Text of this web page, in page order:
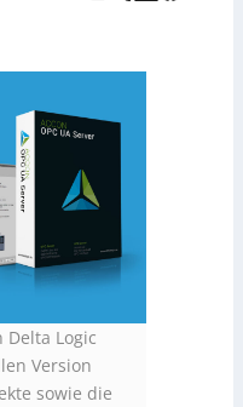
Delta Logic
Version
sowie die